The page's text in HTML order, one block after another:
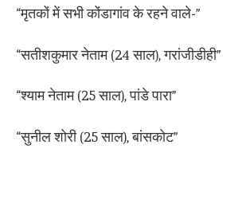
“मृतकों में सभी कोंडागांव के रहने वाले-”
“सतीशकुमार नेताम (24 साल), गरांजीडीही”
“श्याम नेताम (25 साल), पांडे पारा”
“सुनील शोरी (25 साल), बांसकोट”